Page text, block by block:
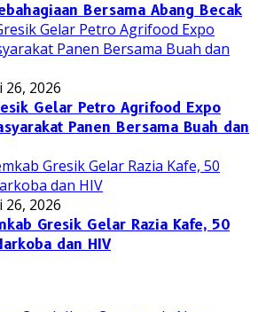
Bersama Abang Becak
26, 2026
Gelar Petro Agrifood Expo
Panen Bersama Buah dan
26, 2026
Gresik Gelar Razia Kafe, 50
dan HIV